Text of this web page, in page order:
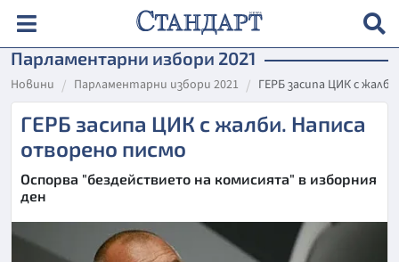
Парламентарни избори 2021
Новини Парламентарни избори 2021 ГЕРБ засипа ЦИК с
ГЕРБ засипа ЦИК с жалби. Написа
отворено писмо
Оспорва "бездействието на комисията" в изборния
ден